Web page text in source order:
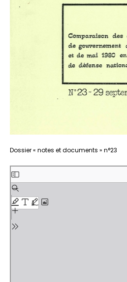
Dossier « notes et documents » n°23
PDF